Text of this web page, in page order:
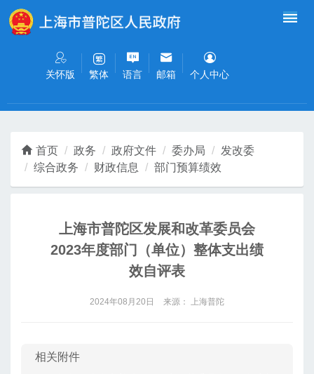
无障碍操作说明
关怀版 繁体 语言 邮箱 个人中心
首页 政务 政府文件 委办局
发改委
综合政务
财政信息 部门预算绩效
上海市普陀区发展和改革委员会
2023年度部门（单位）整体支出绩
效自评表
2024年08月20日 来源： 上海普陀
相关附件